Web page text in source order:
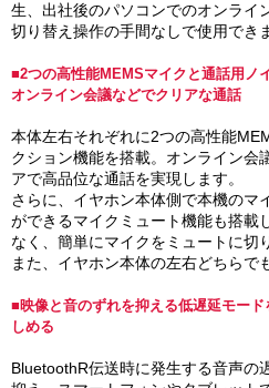
生、出社後のパソコンでのオンライ
切り替え操作の手間なしで使用でき
■2つの高性能MEMSマイクと通話用ノ
オンライン会議などでクリアな通話
本体左右それぞれに2つの高性能
クション機能を搭載。オンライン会
アで高品位な通話を実現します。
さらに、イヤホン本体側で本機のマ
ができるマイクミュート機能も搭載
なく、簡単にマイクをミュートに切
また、イヤホン本体の左右どちらで
■映像と音のずれを抑える低遅延モー
しめる
BluetoothR伝送時に発生する音声の